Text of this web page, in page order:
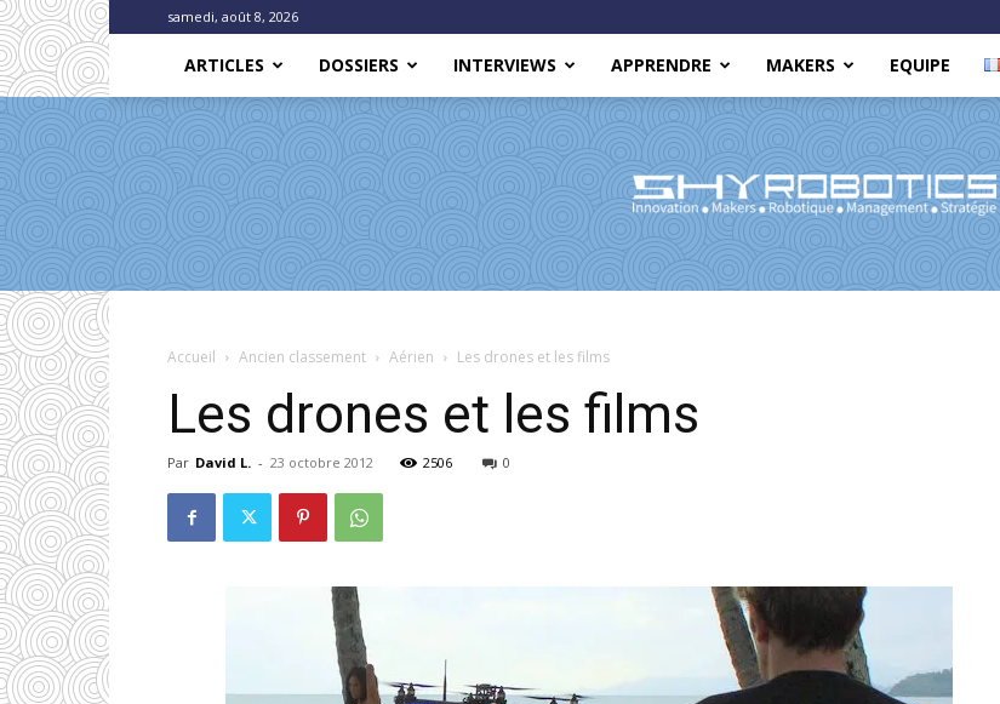
samedi, août 8, 2026
ARTICLES DOSSIERS INTERVIEWS APPRENDRE MAKERS EQUIPE
Accueil Ancien classement Aérien Les drones et les films
Les drones et les films
Par David L. - 23 octobre 2012 2506 0